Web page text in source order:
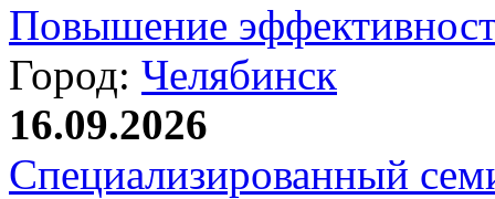
Повышение
Город: Челябинск
16.09.2026
Специализированный